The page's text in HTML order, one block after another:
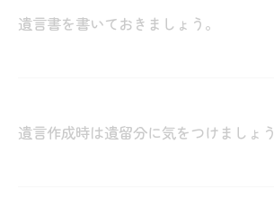
遺言書を書いておきましょう。
遺言作成時は遺留分に気をつけましょう